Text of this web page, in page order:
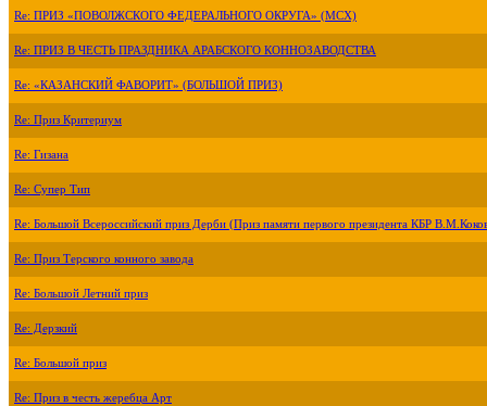
Re: ПРИЗ «ПОВОЛЖСКОГО ФЕДЕРАЛЬНОГО ОКРУГА» (МСХ)
Re: ПРИЗ В ЧЕСТЬ ПРАЗДНИКА АРАБСКОГО КОННОЗАВОДСТВА
Re: «КАЗАНСКИЙ ФАВОРИТ» (БОЛЬШОЙ ПРИЗ)
Re: Приз Критериум
Re: Гизана
Re: Супер Тип
Re: Большой Всероссийский приз Дерби (Приз памяти первого президента КБР
Re: Приз Терского конного завода
Re: Большой Летний приз
Re: Дерзкий
Re: Большой приз
Re: Приз в честь жеребца Арт